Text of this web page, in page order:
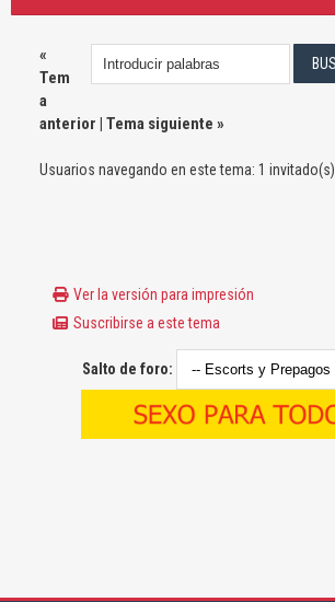
«
Tem
a
anterior | Tema siguiente »
Usuarios navegando en este tema: 1 invitado(s)
Ver la versión para impresión
Suscribirse a este tema
Salto de foro: